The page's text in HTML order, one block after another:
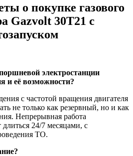
о покупке газового
Gazvolt 30T21 с
электростанции
и её возможности?
с частотой вращения двигателя
не только как резервный, но и как
Непрерывная работа
длиться 24/7 месяцами, с
ТО.